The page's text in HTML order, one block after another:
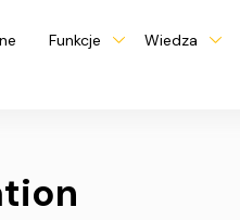
Funkcje Wiedza